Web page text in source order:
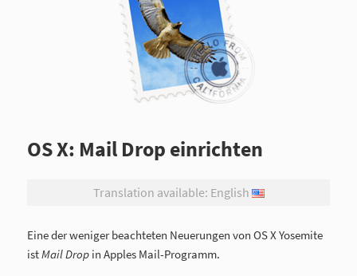
OS X: Mail Drop einrichten
Translation available: English
Eine der weniger beachteten Neuerungen von OS X Yosemite
istMail Drop in Apples Mail-Programm.